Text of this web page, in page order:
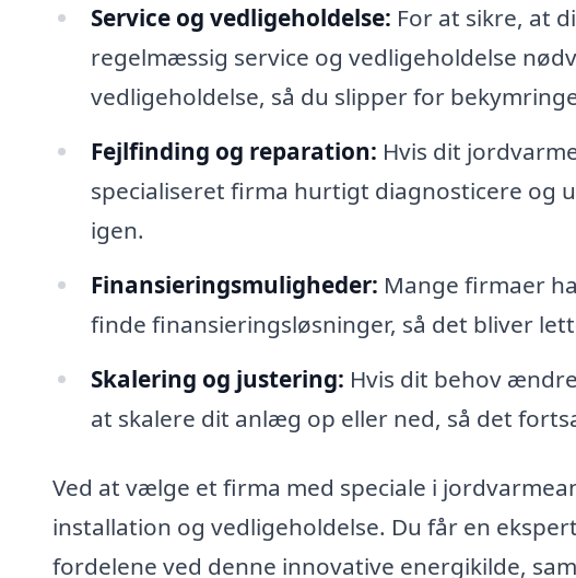
Service og vedligeholdelse: For at sikre, at
regelmæssig service og vedligeholdelse
vedligeholdelse, så du slipper for
Fejlfinding og reparation: Hvis dit
specialiseret firma hurtigt diagnosticere og
igen.
Finansieringsmuligheder: Mange firmaer
finde finansieringsløsninger, så det bliver
Skalering og justering: Hvis dit behov
at skalere dit anlæg op eller ned, så det
Ved at vælge et firma med speciale i
installation og vedligeholdelse. Du får en
fordelene ved denne innovative energikilde,